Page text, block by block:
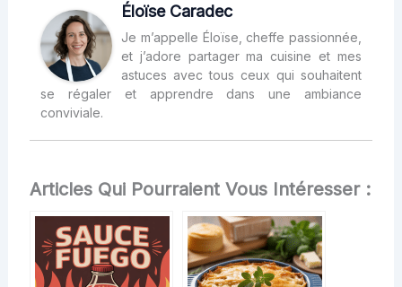
Éloïse Caradec
Je m’appelle Éloïse, cheffe passionnée,
et j’adore partager ma cuisine et mes
astuces avec tous ceux qui souhaitent
se régaler et apprendre dans une ambiance
conviviale.
Articles Qui Pourraient Vous Intéresser :